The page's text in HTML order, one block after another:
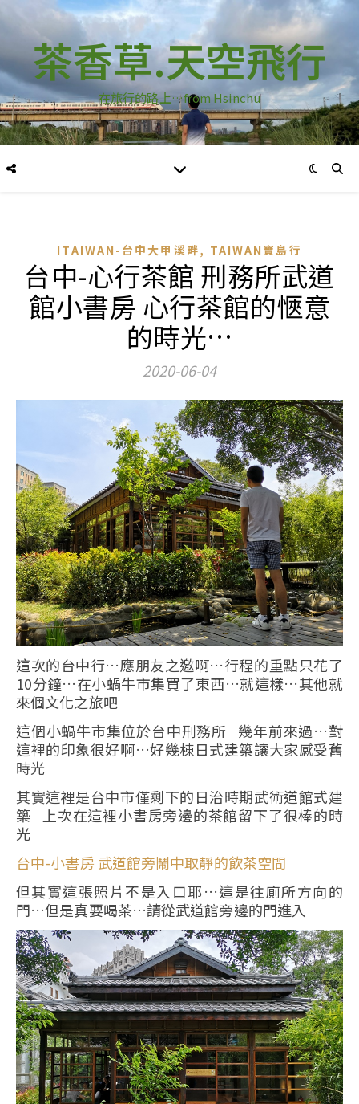
茶香草.天空飛行
在旅行的路上…from Hsinchu
ITAIWAN-台中大甲溪畔, TAIWAN寶島行
台中-心行茶館 刑務所武道
館小書房 心行茶館的愜意
的時光…
2020-06-04
這次的台中行…應朋友之邀啊…行程的重點只花了
10分鐘…在小蝸牛市集買了東西…就這樣…其他就
來個文化之旅吧
這個小蝸牛市集位於台中刑務所 幾年前來過…對
這裡的印象很好啊…好幾棟日式建築讓大家感受舊
時光
其實這裡是台中市僅剩下的日治時期武術道館式建
築 上次在這裡小書房旁邊的茶館留下了很棒的時
光
台中-小書房 武道館旁鬧中取靜的飲茶空間
但其實這張照片不是入口耶…這是往廁所方向的
門…但是真要喝茶…請從武道館旁邊的門進入